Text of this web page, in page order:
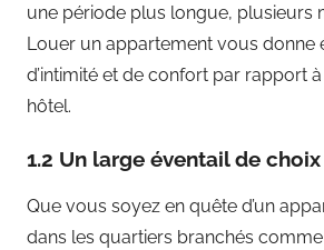
une période plus longue, plusieurs
Louer un appartement vous donne
d’intimité et de confort par rapport
hôtel.
1.2 Un large éventail de choix
Que vous soyez en quête d’un
dans les quartiers branchés comme